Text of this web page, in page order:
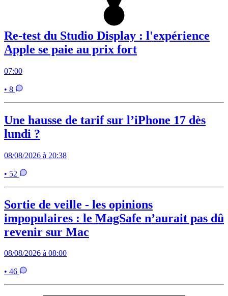
Re-test du Studio Display : l'expérience
Apple se paie au prix fort
07:00
• 8
Une hausse de tarif sur l’iPhone 17 dès
lundi ?
08/08/2026 à 20:38
• 52
Sortie de veille - les opinions
impopulaires : le MagSafe n’aurait pas dû
revenir sur Mac
08/08/2026 à 08:00
• 46